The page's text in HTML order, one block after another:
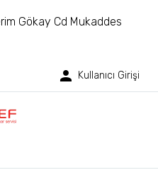
Gökay Cd Mukaddes
Kullanıcı Girişi